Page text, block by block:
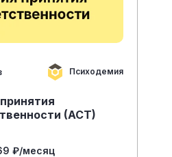
Психодемия
(ACT)
₽/месяц